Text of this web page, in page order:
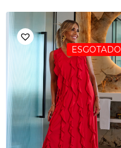
ESGOTADO